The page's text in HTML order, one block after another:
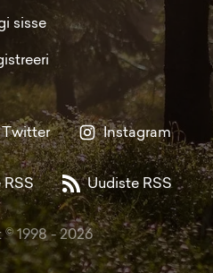
sisse
Twitter Instagram
Uudiste RSS
1998 -2026